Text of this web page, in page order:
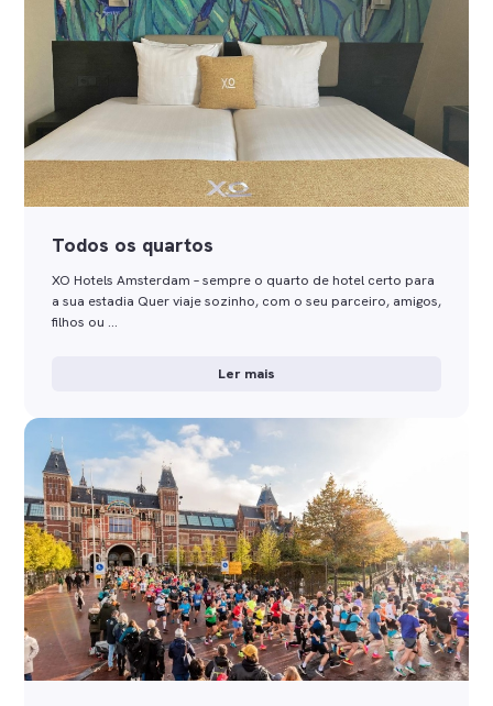
Todos os quartos
XO Hotels Amsterdam – sempre o quarto de hotel certo para
a sua estadia Quer viaje sozinho, com o seu parceiro, amigos,
filhos ou …
Ler mais